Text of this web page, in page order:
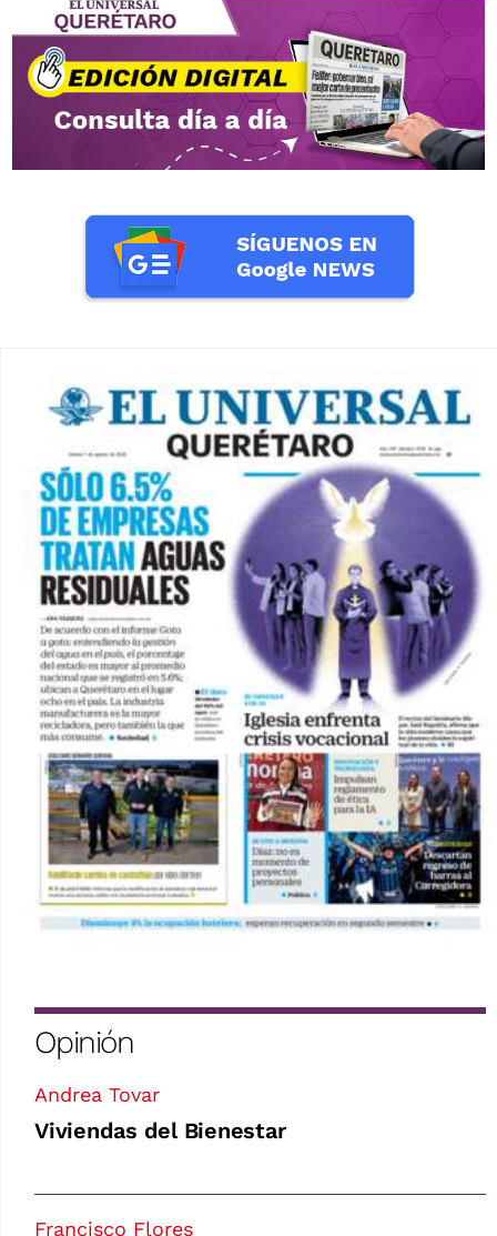
Opinión
Andrea Tovar
Viviendas del Bienestar
Francisco Flores